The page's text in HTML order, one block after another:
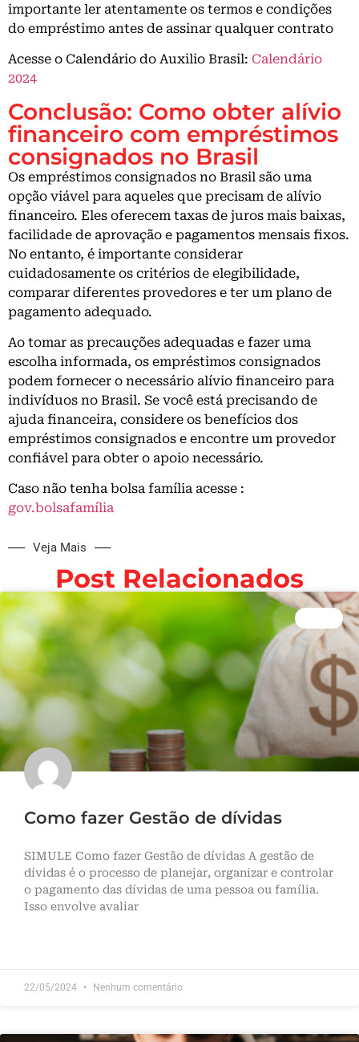
importante ler atentamente os termos e condições
do empréstimo antes de assinar qualquer contrato
Acesse o Calendário do Auxilio Brasil: Calendário
2024
Conclusão: Como obter alívio
financeiro com empréstimos
consignados no Brasil
Os empréstimos consignados no Brasil são uma
opção viável para aqueles que precisam de alívio
financeiro. Eles oferecem taxas de juros mais baixas,
facilidade de aprovação e pagamentos mensais fixos.
No entanto, é importante considerar
cuidadosamente os critérios de elegibilidade,
comparar diferentes provedores e ter um plano de
pagamento adequado.
Ao tomar as precauções adequadas e fazer uma
escolha informada, os empréstimos consignados
podem fornecer o necessário alívio financeiro para
indivíduos no Brasil. Se você está precisando de
ajuda financeira, considere os benefícios dos
empréstimos consignados e encontre um provedor
confiável para obter o apoio necessário.
Caso não tenha bolsa família acesse :
gov.bolsafamília
Veja Mais
Post Relacionados
Como fazer Gestão de dívidas
SIMULE Como fazer Gestão de dívidas A gestão de
dívidas é o processo de planejar, organizar e controlar
o pagamento das dívidas de uma pessoa ou família.
Isso envolve avaliar
22/05/2024 Nenhum comentário